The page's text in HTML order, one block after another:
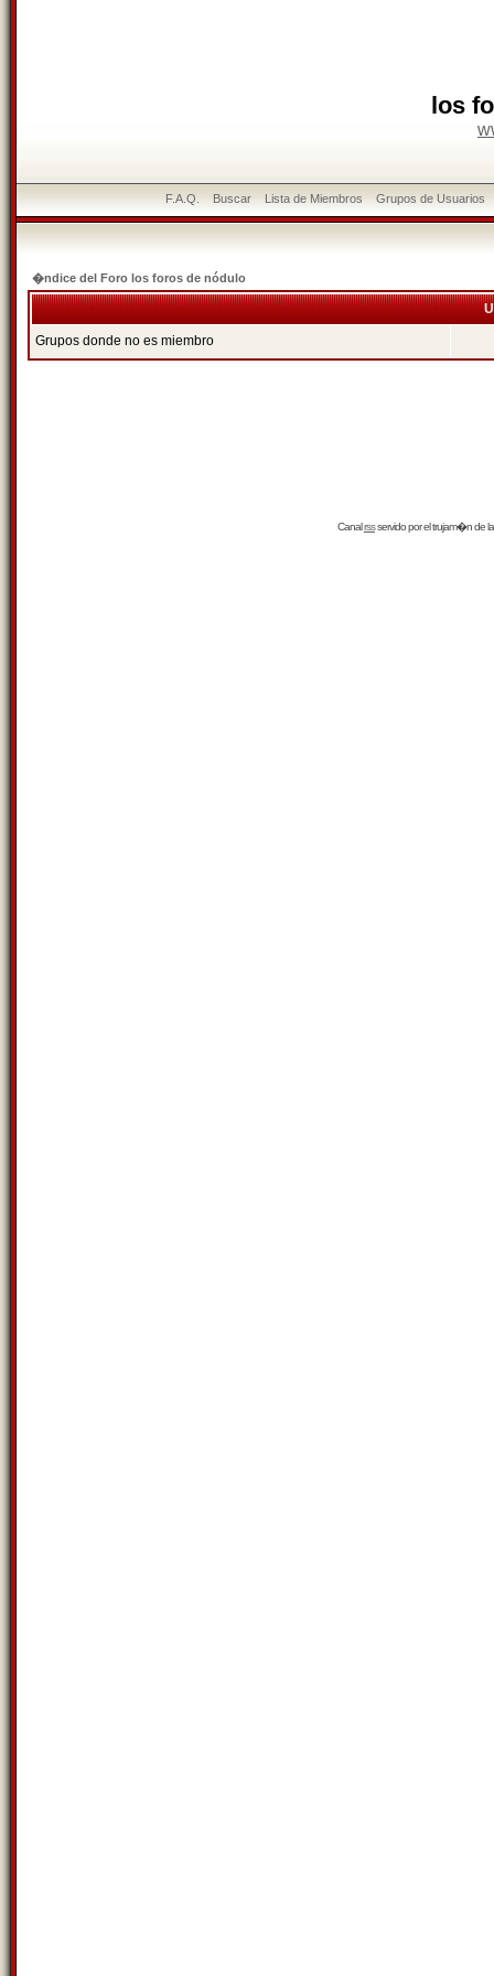
los
F.A.Q. Buscar Lista de Miembros Grupos de Usuarios
�ndice del Foro los foros de nódulo
Grupos donde no es miembro
Canalrssservido por eltrujam�nde